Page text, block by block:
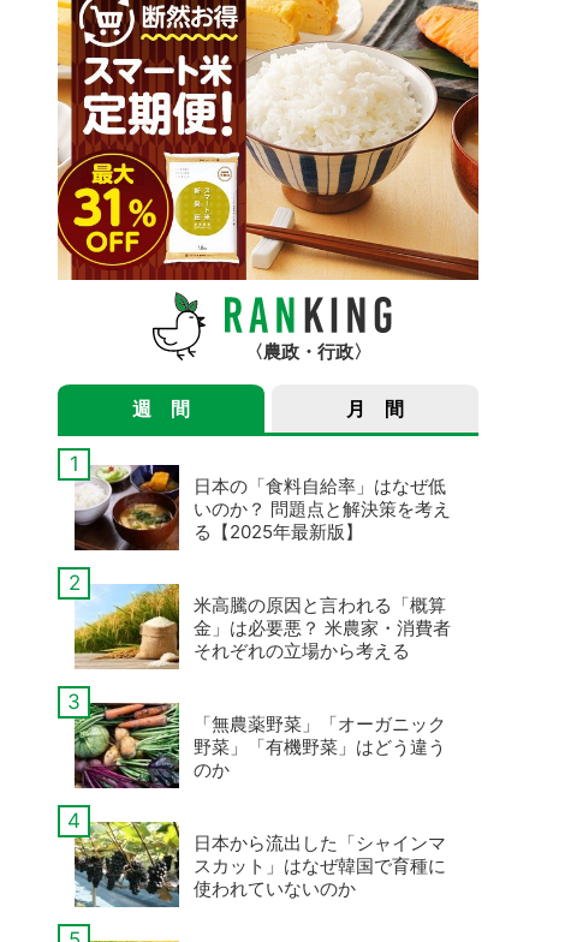
農政・行政
週 間 月 間
日本の「食料自給率」はなぜ低
いのか？ 問題点と解決策を考え
る【2025年最新版】
米高騰の原因と言われる「概算
金」は必要悪？ 米農家・消費者
それぞれの立場から考える
「無農薬野菜」「オーガニック
野菜」「有機野菜」はどう違う
のか
日本から流出した「シャインマ
スカット」はなぜ韓国で育種に
使われていないのか